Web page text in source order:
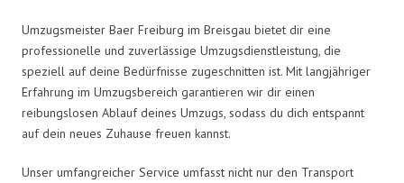
Umzugsmeister Baer Freiburg im Breisgau bietet dir eine
professionelle und zuverlässige Umzugsdienstleistung, die
speziell auf deine Bedürfnisse zugeschnitten ist. Mit langjähriger
Erfahrung im Umzugsbereich garantieren wir dir einen
reibungslosen Ablauf deines Umzugs, sodass du dich entspannt
auf dein neues Zuhause freuen kannst.
Unser umfangreicher Service umfasst nicht nur den Transport